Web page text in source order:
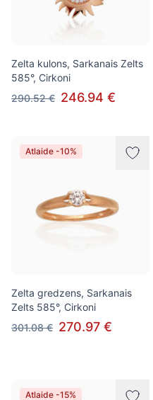
Zelta kulons, Sarkanais Zelts
585°, Cirkoni
290.52 € 246.94 €
Atlaide -10%
Zelta gredzens, Sarkanais
Zelts 585°, Cirkoni
301.08 € 270.97 €
Atlaide -15%